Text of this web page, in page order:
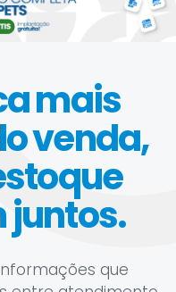
mais
venda,
que